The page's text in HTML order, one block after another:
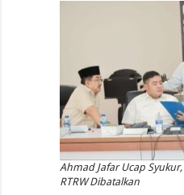
Ahmad Jafar Ucap
RTRW Dibatalkan